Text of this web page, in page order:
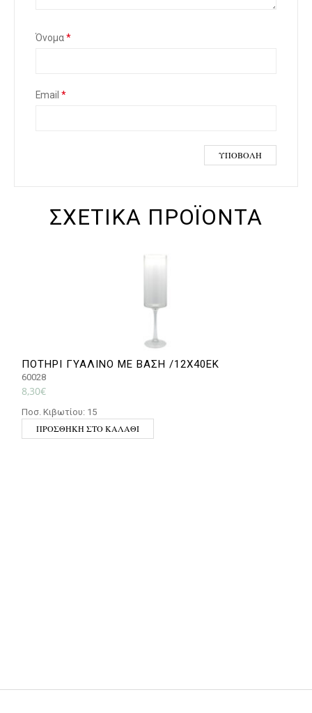
Όνομα*
Email *
ΣΧΕΤΙΚΆ ΠΡΟΪΌΝΤΑ
ΠΟΤΗΡΙ ΓΥΑΛΙΝΟ ΜΕ ΒΑΣΗ /12Χ40ΕΚ
60028
8,30€
Ποσ. Κιβωτίου: 15
ΠΡΟΣΘΉΚΗ ΣΤΟ ΚΑΛΆΘΙ